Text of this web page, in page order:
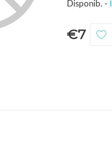
Disponib. -
€7